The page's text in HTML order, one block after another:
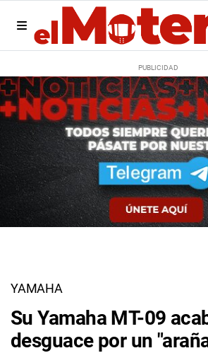
YAMAHA
Su Yamaha MT-09
desguace por un